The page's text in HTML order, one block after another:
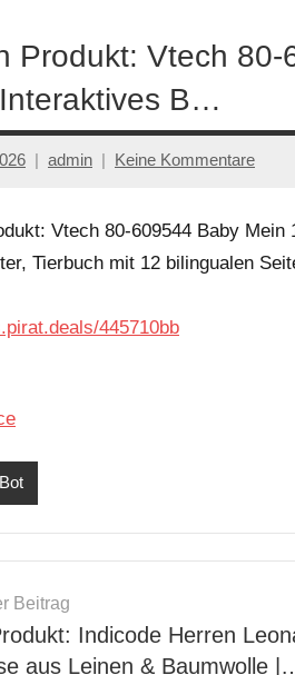
Produkt: Vtech
B…
admin Keine Kommentare
Vtech 80-609544 Baby
Tierbuch mit 12 bilingualen
445710bb
Beitrag
Indicode Herren
aus Leinen & Baumwolle